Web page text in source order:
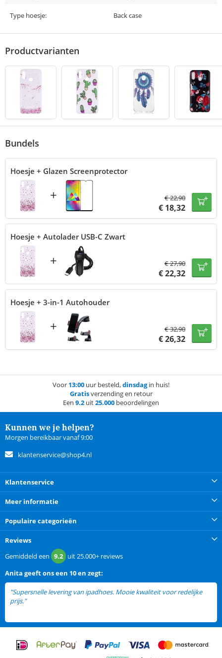
Type hoesje: Back case
Productvarianten
Bundels
Hoesje + Glazen Screenprotector
+ €22,90
€ 18,32
Hoesje + Autolader USB-C Zwart
+ €27,90
€22,32
Hoesje + 3-in-1 Autohouder
+ €32,90
€26,32
Voor 13:00 uur besteld,dinsdagin huis!
Gratisverzending en retour
Een 9.2 uit25.000 beoordelingen
Kunnen we je helpen?
Morgen bereikbaar vanaf 9:00
klantenservice@shop4.nl
Klantenservice
Meer informatie
Populaire categorieën
Reviews
Gemiddeld een 9.2 uit25.000+ reviews
Anita geeft ons een 10 en zegt:
"Supersnelle levering van ipadhoes. Mooie kwaliteit voor redelijke
prijs."